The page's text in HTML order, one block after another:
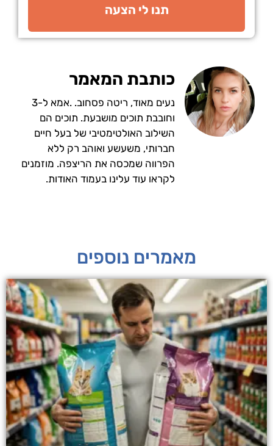
תנו לי הצעה
כותבת המאמר
נעים מאוד, ריטה פסחוב. .אמא ל-3
וחובבת תוכים מושבעת. תוכים הם
השילוב האולטימטיבי של בעל חיים
חברותי, משעשע ואוהב רק ללא
הפרווה שמכסה את הריצפה. מוזמנים
לקראו עוד עלינו בעמוד האודות.
מאמרים נוספים